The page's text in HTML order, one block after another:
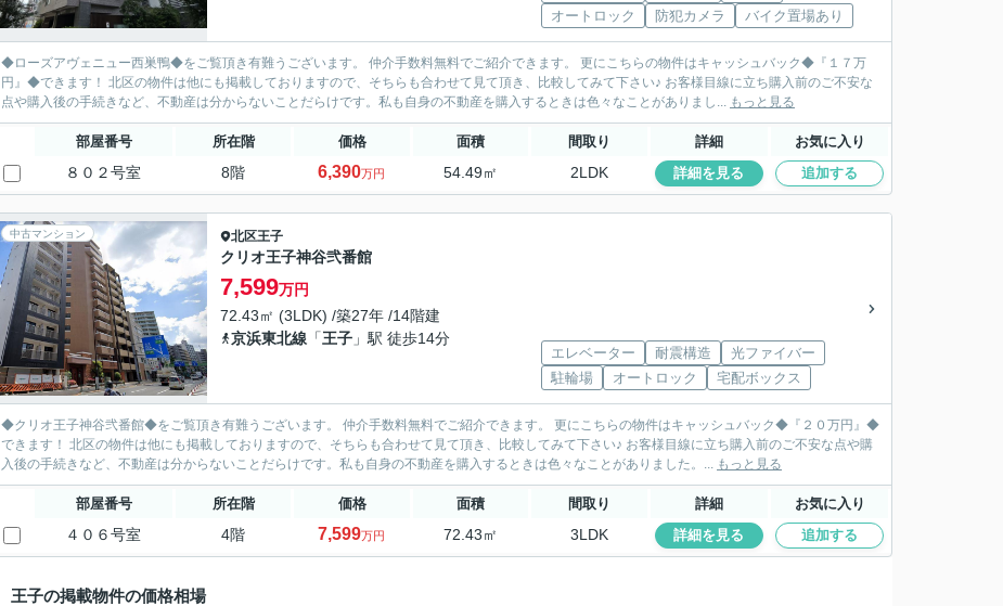
オートロック
防犯カメラ バイク置場あり
◆ローズアヴェニュー西巣鴨◆をご覧頂き有難うございます。 仲介手数料無料でご紹介できます。 更にこちらの物件はキャッシュバック◆『１７万
円』◆できます！ 北区の物件は他にも掲載しておりますので、そちらも合わせて見て頂き、比較してみて下さい♪ お客様目線に立ち購入前のご不安な
点や購入後の手続きなど、不動産は分からないことだらけです。私も自身の不動産を購入するときは色々なことがありまし... もっと見る
部屋番号 所在階 価格 面積 間取り 詳細 お気に入り
８０２号室 8階 6,390万円 54.49㎡ 2LDK 詳細を見る 追加する
中古マンション 北区王子
クリオ王子神谷弐番館
7,599万円
72.43㎡ (3LDK) /築27年 /14階建
京浜東北線 「王子 」駅 徒歩14分
エレベーター 耐震構造
光ファイバー
駐輪場
オートロック 宅配ボックス
◆クリオ王子神谷弐番館◆をご覧頂き有難うございます。 仲介手数料無料でご紹介できます。 更にこちらの物件はキャッシュバック◆『２０万円』◆
できます！ 北区の物件は他にも掲載しておりますので、そちらも合わせて見て頂き、比較してみて下さい♪ お客様目線に立ち購入前のご不安な点や購
入後の手続きなど、不動産は分からないことだらけです。私も自身の不動産を購入するときは色々なことがありました。... もっと見る
部屋番号 所在階 価格 面積 間取り 詳細 お気に入り
４０６号室 4階 7,599万円 72.43㎡ 3LDK 詳細を見る 追加する
王子の掲載物件の価格相場